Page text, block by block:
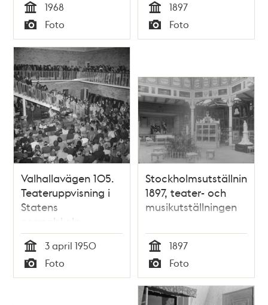
Tid
1968
Typ
Foto Tid
1897
Typ
Foto
Valhallavägen 105.
Teateruppvisning i
Statens
normalskola.
Nuvarande
Musikhögskolan
Tid
3 april 1950
Typ
Foto
Stockholmsutställningen
1897, teater- och
musikutställningen
Tid
1897
Typ
Foto